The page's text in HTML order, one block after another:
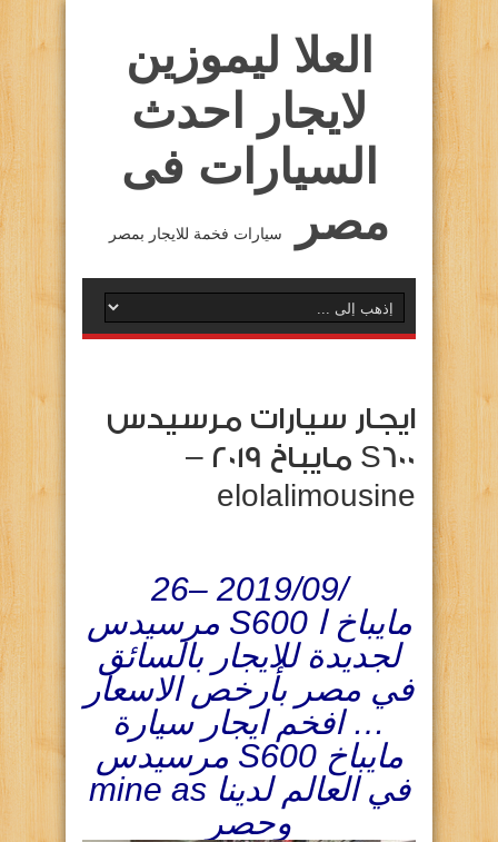
العلا ليموزين
لايجار احدث
السيارات فى
مصر
سيارات فخمة للايجار بمصر
ايجار سيارات مرسيدس
S600 مايباخ 2019 –
elolalimousine
26‏/09‏/2019 –
مرسيدس S600 مايباخ ا
لجديدة للايجار بالسائق
في مصر بأرخص الاسعار
… افخم ايجار سيارة
مرسيدس S600 مايباخ
mine as في العالم لدينا
وحصر